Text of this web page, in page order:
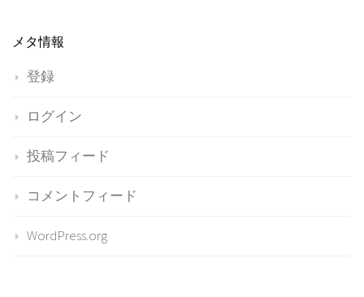
メタ情報
登録
ログイン
投稿フィード
コメントフィード
WordPress.org